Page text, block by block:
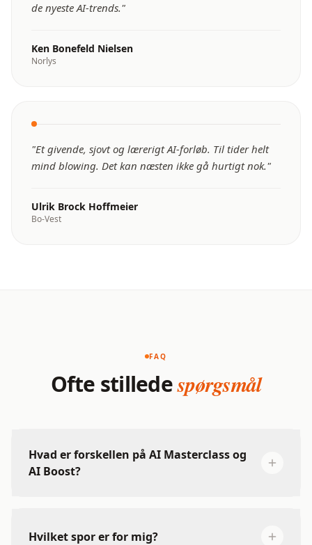
de nyeste AI-trends."
Ken Bonefeld Nielsen
Norlys
"Et givende, sjovt og lærerigt AI-forløb. Til tider helt
mind blowing. Det kan næsten ikke gå hurtigt nok."
Ulrik Brock Hoffmeier
Bo-Vest
FAQ
Ofte stilledespørgsmål
Hvad er forskellen på AI Masterclass og
AI Boost?
Hvilket spor er for mig?